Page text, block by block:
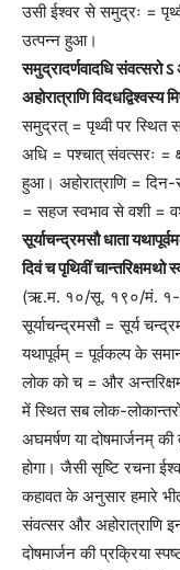
उसी ईश्वर से समुद्रः =
उत्पन्न हुआ।
समुद्रादर्णवादधि संवत्सरो
अहोरात्राणि
समुद्रत् = पृथ्वी पर स्थित
अधि = पश्चात् संवत्सरः =
हुआ। अहोरात्राणि =
= सहज स्वभाव से वशी =
सूर्याचन्द्रमसौ धाता
दिवं च पृथिवीं
(ऋ.म. १०/सू. १९०/मं.
सूर्याचन्द्रमसौ = सूर्य
यथापूर्वम् = पूर्वकल्प के
लोक को च = और
में स्थित सब लोक-
अघमर्षण या दोषमार्जनम्
होगा। जैसी सृष्टि रचना
कहावत के अनुसार हमारे
संवत्सर और अहोरात्राणि
दोषमार्जन की प्रक्रिया